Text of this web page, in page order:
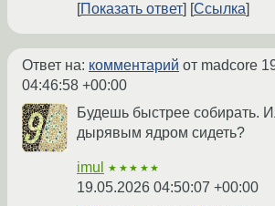
Показать ответ Ссылка
Ответ на: комментарий от madcore
04:46:58 +00:00
Будешь быстрее собирать.
дырявым ядром сидеть?
imul ★★★★★
19.05.2026 04:50:07 +00:00